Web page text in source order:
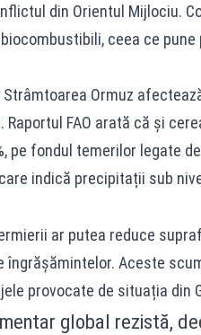
din Orientul Mijlociu.
ceea ce
Ormuz
FAO arată că și
pe fondul temerilor legate
indică precipitații sub
ar putea reduce
îngrășămintelor. Aceste
provocate de situația din
global rezistă,